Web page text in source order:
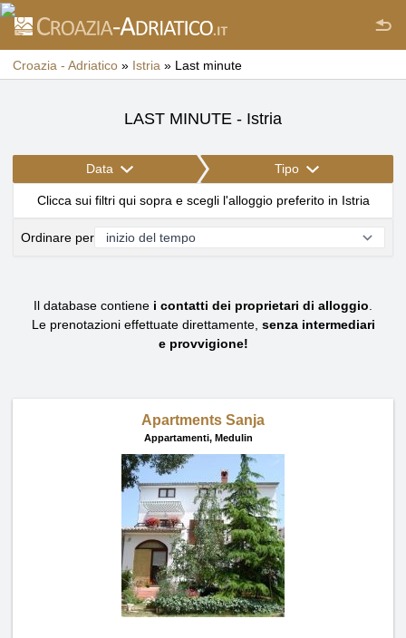
Croazia - Adriatico » Istria » Last minute
LAST MINUTE - Istria
Data Tipo
Clicca sui filtri qui sopra e scegli l'alloggio preferito in Istria
Ordinare per
Il database contiene i contatti dei proprietari di alloggio
Le prenotazioni effettuate direttamente, senza intermediari
e provvigione!
Apartments Sanja
Appartamenti, Medulin